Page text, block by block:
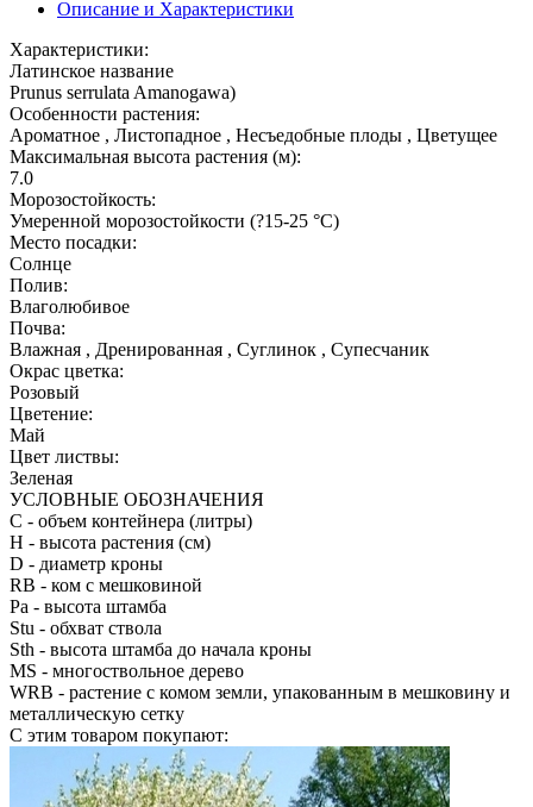
Описание и Характеристики
Характеристики:
Латинское название
Prunus serrulata Amanogawa)
Особенности растения:
Ароматное , Листопадное , Несъедобные плоды , Цветущее
Максимальная высота растения (м):
7.0
Морозостойкость:
Умеренной морозостойкости (?15-25 °С)
Место посадки:
Солнце
Полив:
Влаголюбивое
Почва:
Влажная , Дренированная , Суглинок , Супесчаник
Окрас цветка:
Розовый
Цветение:
Май
Цвет листвы:
Зеленая
УСЛОВНЫЕ ОБОЗНАЧЕНИЯ
С - объем контейнера (литры)
H - высота растения (см)
D - диаметр кроны
RB - ком с мешковиной
Pa - высота штамба
Stu - обхват ствола
Sth - высота штамба до начала кроны
MS - многоствольное дерево
WRB - растение с комом земли, упакованным в мешковину и
металлическую сетку
С этим товаром покупают: